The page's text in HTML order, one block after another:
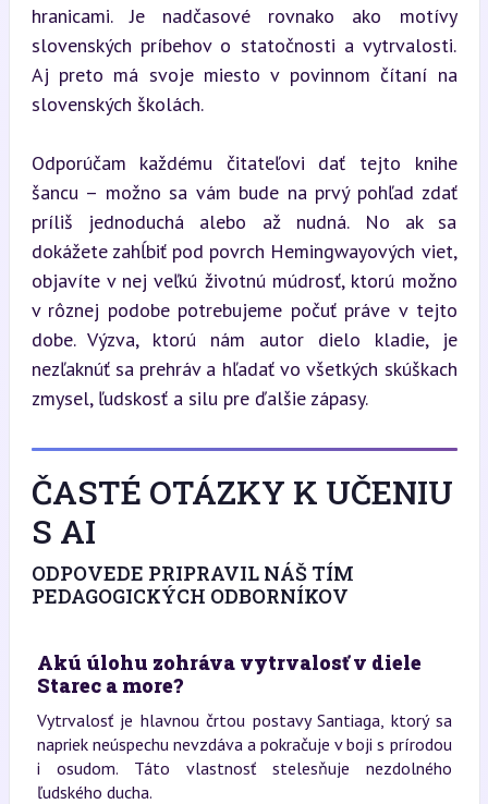
hranicami. Je nadčasové rovnako ako motívy
slovenských príbehov o statočnosti a vytrvalosti.
Aj preto má svoje miesto v povinnom čítaní na
slovenských školách.
Odporúčam každému čitateľovi dať tejto knihe
šancu – možno sa vám bude na prvý pohľad zdať
príliš jednoduchá alebo až nudná. No ak sa
dokážete zahĺbiť pod povrch Hemingwayových viet,
objavíte v nej veľkú životnú múdrosť, ktorú možno
v rôznej podobe potrebujeme počuť práve v tejto
dobe. Výzva, ktorú nám autor dielo kladie, je
nezľaknúť sa prehráv a hľadať vo všetkých skúškach
zmysel, ľudskosť a silu pre ďalšie zápasy.
ČASTÉ OTÁZKY K UČENIU
S AI
ODPOVEDE PRIPRAVIL NÁŠ TÍM
PEDAGOGICKÝCH ODBORNÍKOV
Akú úlohu zohráva vytrvalosť v diele
Starec a more?
Vytrvalosť je hlavnou črtou postavy Santiaga, ktorý sa
napriek neúspechu nevzdáva a pokračuje v boji s prírodou
i osudom. Táto vlastnosť stelesňuje nezdolného
ľudského ducha.